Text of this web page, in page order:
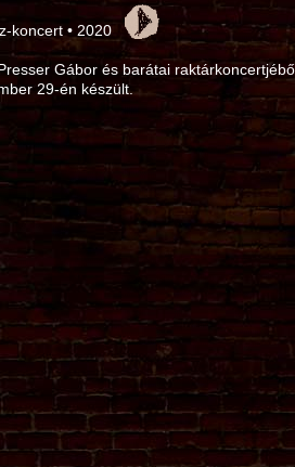
koncert • 2020
Gábor és barátai
29‑én készült.